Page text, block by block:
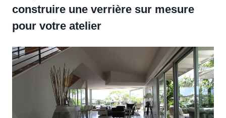
construire une verrière sur mesure
pour votre atelier